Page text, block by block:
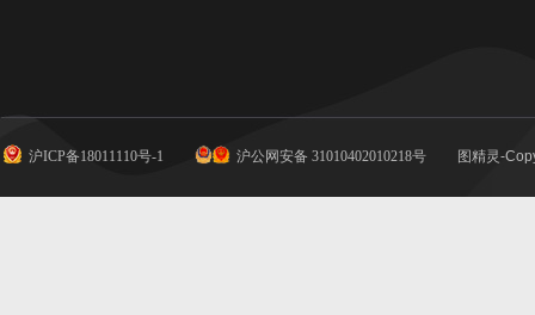
沪ICP备18011110号-1 沪公网安备 31010402010218号 图精灵-